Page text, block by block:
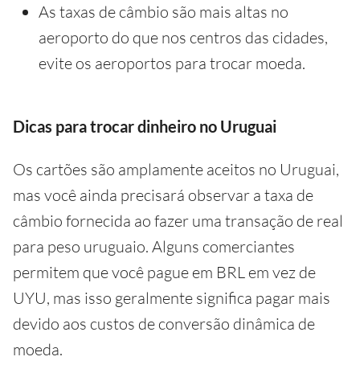
As taxas de câmbio são mais altas no
aeroporto do que nos centros das cidades,
evite os aeroportos para trocar moeda.
Dicas para trocar dinheiro no Uruguai
Os cartões são amplamente aceitos no Uruguai,
mas você ainda precisará observar a taxa de
câmbio fornecida ao fazer uma transação de real
para peso uruguaio. Alguns comerciantes
permitem que você pague em BRL em vez de
UYU, mas isso geralmente significa pagar mais
devido aos custos de conversão dinâmica de
moeda.